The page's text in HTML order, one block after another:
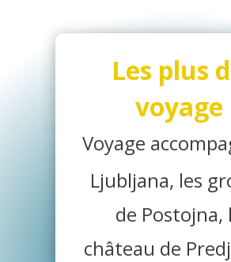
Les plus
voyage
Voyage
Ljubljana, les
de Postojna,
château de